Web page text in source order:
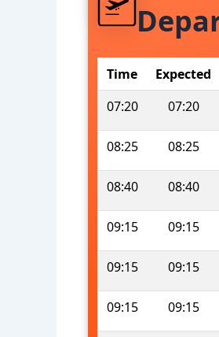
Time Expected
07:20
07:20
08:25 08:25
08:40 08:40
09:15 09:15
09:15 09:15
09:15 09:15